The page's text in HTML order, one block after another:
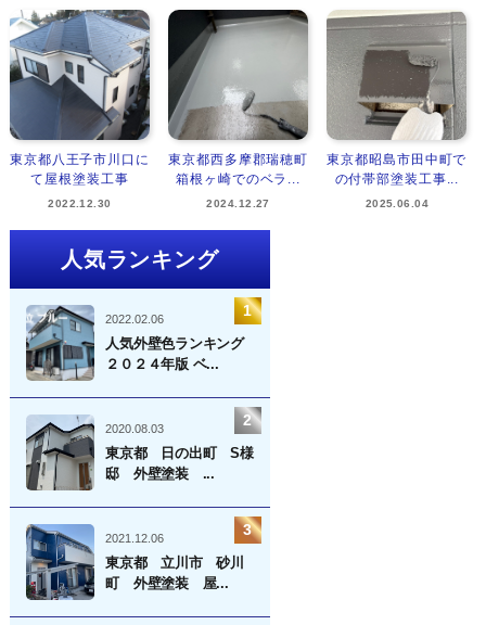
東京都八王子市川口に
て屋根塗装工事
2022.12.30
東京都西多摩郡瑞穂町
箱根ヶ崎でのベラ...
2024.12.27
東京都昭島市田中町で
の付帯部塗装工事...
2025.06.04
人気ランキング
2022.02.06
人気外壁色ランキング
２０２４年版 ベ...
2020.08.03
東京都 日の出町 S様
邸 外壁塗装 ...
2021.12.06
東京都 立川市 砂川
町 外壁塗装 屋...